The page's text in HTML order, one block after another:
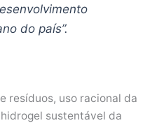
do país”.
resíduos, uso racional da
sustentável da